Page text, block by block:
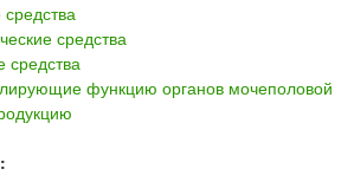
средства
средства
функцию органов мочеполовой